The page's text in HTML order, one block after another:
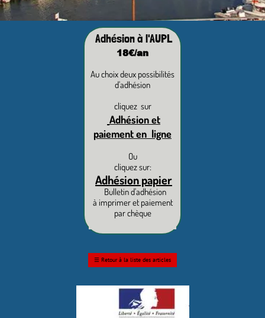
Adhésion à l'AUPL
18€/an
Au choix deux possibilités
d'adhésion
cliquez sur
Adhésion et
paiement en ligne
Ou
cliquez sur:
Adhésion papier
Bulletin d'adhésion
à imprimer et paiement
par chèque
☰ Retour à la liste des articles